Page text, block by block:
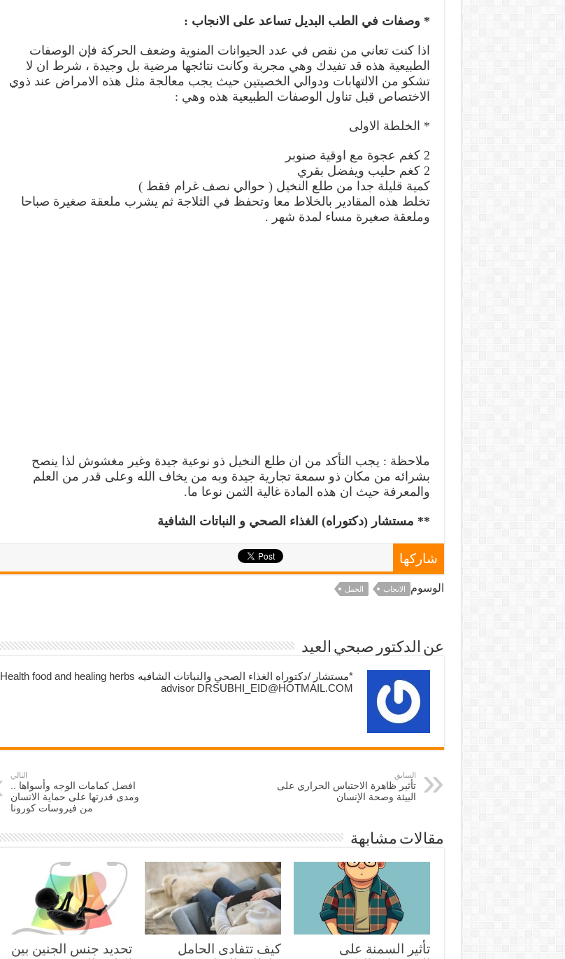
* وصفات في الطب البديل تساعد على الانجاب :
اذا كنت تعاني من نقص في عدد الحيوانات المنوية وضعف الحركة فإن الوصفات
الطبيعية هذه قد تفيدك وهي مجربة وكانت نتائجها مرضية بل وجيدة ، شرط ان لا
تشكو من الالتهابات ودوالي الخصيتين حيث يجب معالجة مثل هذه الامراض عند ذوي
الاختصاص قبل تناول الوصفات الطبيعية هذه وهي :
* الخلطة الاولى
2 كغم عجوة مع اوقية صنوبر
2 كغم حليب ويفضل بقري
كمية قليلة جدا من طلع النخيل ( حوالي نصف غرام فقط )
تخلط هذه المقادير بالخلاط معا وتحفظ في الثلاجة ثم يشرب ملعقة صغيرة صباحا
وملعقة صغيرة مساء لمدة شهر .
ملاحظة : يجب التأكد من ان طلع النخيل ذو نوعية جيدة وغير مغشوش لذا ينصح
بشرائه من مكان ذو سمعة تجارية جيدة وبه من يخاف الله وعلى قدر من العلم
والمعرفة حيث ان هذه المادة غالية الثمن نوعا ما.
** مستشار (دكتوراه) الغذاء الصحي و النباتات الشافية
شاركها
الوسوم الانجاب الحمل
عن الدكتور صبحي العيد
*مستشار /دكتوراه الغذاء الصحي والنباتات الشافيه Health food and healing herbs
advisor DRSUBHI_EID@HOTMAIL.COM
السابق
تأثير ظاهرة الاحتباس الحراري على
البيئة وصحة الإنسان
التالي
افضل كمامات الوجه وأسواها ..
ومدى قدرتها على حماية الانسان
من فيروسات كورونا
مقالات مشابهة
تأثير السمنة على
كيف تتفادى الحامل
تحديد جنس الجنين بين